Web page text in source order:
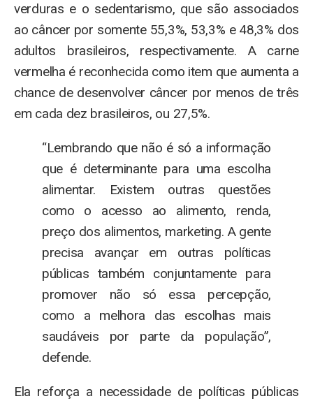
verduras e o sedentarismo, que são associados
ao câncer por somente 55,3%, 53,3% e 48,3% dos
adultos brasileiros, respectivamente. A carne
vermelha é reconhecida como item que aumenta a
chance de desenvolver câncer por menos de três
em cada dez brasileiros, ou 27,5%.
“Lembrando que não é só a informação
que é determinante para uma escolha
alimentar. Existem outras questões
como o acesso ao alimento, renda,
preço dos alimentos, marketing. A gente
precisa avançar em outras políticas
públicas também conjuntamente para
promover não só essa percepção,
como a melhora das escolhas mais
saudáveis por parte da população”,
defende.
Ela reforça a necessidade de políticas públicas